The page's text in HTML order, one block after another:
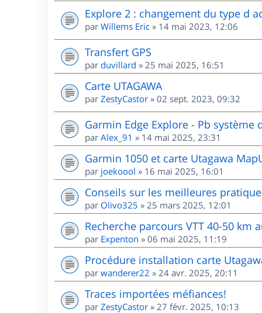
Explore 2 : changement du type d
par Willems Eric » 14 mai 2023, 12:06
Transfert GPS
par duvillard » 25 mai 2025, 16:51
Carte UTAGAWA
par ZestyCastor » 02 sept. 2023, 09:32
Garmin Edge Explore - Pb système
par Alex_91 » 14 mai 2025, 23:31
Garmin 1050 et carte Utagawa
par joekoool » 16 mai 2025, 16:01
Conseils sur les meilleures
par Olivo325 » 25 mars 2025, 12:01
Recherche parcours VTT 40-50 km
par Expenton » 06 mai 2025, 11:19
Procédure installation carte
par wanderer22 » 24 avr. 2025, 20:11
Traces importées méfiances!
par ZestyCastor » 27 févr. 2025, 10:13